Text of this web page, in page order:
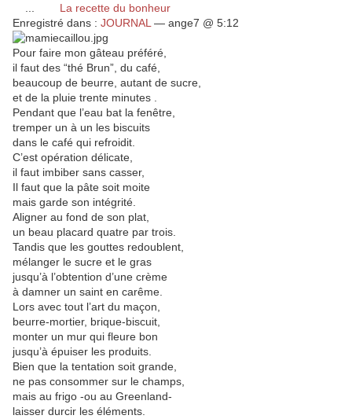
La recette du bonheur
Enregistré dans : JOURNAL — ange7 @ 5:12
Pour faire mon gâteau préféré,
il faut des “thé Brun”, du café,
beaucoup de beurre, autant de sucre,
et de la pluie trente minutes .
Pendant que l’eau bat la fenêtre,
tremper un à un les biscuits
dans le café qui refroidit.
C’est opération délicate,
il faut imbiber sans casser,
Il faut que la pâte soit moite
mais garde son intégrité.
Aligner au fond de son plat,
un beau placard quatre par trois.
Tandis que les gouttes redoublent,
mélanger le sucre et le gras
jusqu’à l’obtention d’une crème
à damner un saint en carême.
Lors avec tout l’art du maçon,
beurre-mortier, brique-biscuit,
monter un mur qui fleure bon
jusqu’à épuiser les produits.
Bien que la tentation soit grande,
ne pas consommer sur le champs,
mais au frigo -ou au Greenland-
laisser durcir les éléments.